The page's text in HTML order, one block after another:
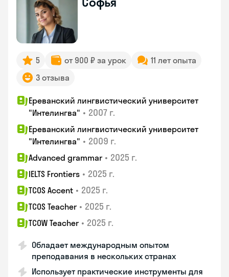
5 от 900 ₽ за урок
11 лет опыта
3 отзыва
Ереванский лингвистический университет
"Интелингва" • 2007 г.
Ереванский лингвистический университет
"Интелингва" • 2009 г.
Advanced grammar • 2025 г.
IELTS Frontiers • 2025 г.
TCOS Accent • 2025 г.
TCOS Teacher • 2025 г.
TCOW Teacher • 2025 г.
Обладает международным опытом
преподавания в нескольких странах
Использует практические инструменты для